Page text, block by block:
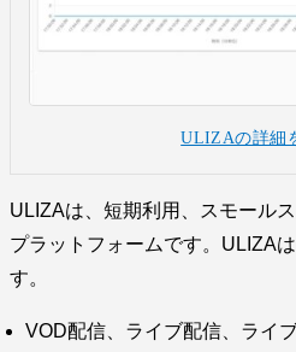
ULIZAの詳細
ULIZAは、短期利用、スモール
プラットフォームです。ULIZA
す。
VOD配信、ライブ配信、ライ